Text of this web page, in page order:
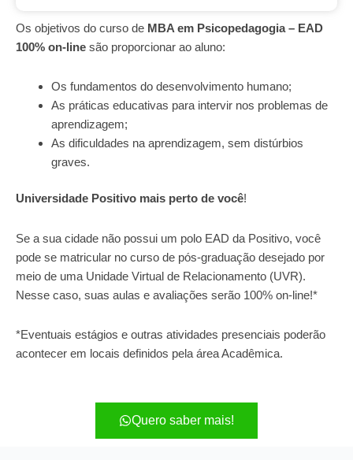
Os objetivos do curso de MBA em Psicopedagogia – EAD
100% on-line são proporcionar ao aluno:
Os fundamentos do desenvolvimento humano;
As práticas educativas para intervir nos problemas de
aprendizagem;
As dificuldades na aprendizagem, sem distúrbios
graves.
Universidade Positivo mais perto de você!
Se a sua cidade não possui um polo EAD da Positivo, você
pode se matricular no curso de pós-graduação desejado por
meio de uma Unidade Virtual de Relacionamento (UVR).
Nesse caso, suas aulas e avaliações serão 100% on-line!*
*Eventuais estágios e outras atividades presenciais poderão
acontecer em locais definidos pela área Acadêmica.
Quero saber mais!